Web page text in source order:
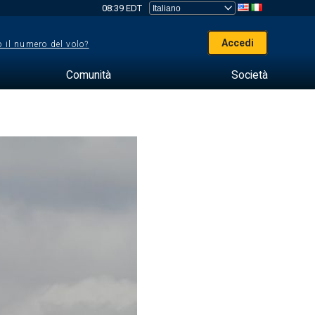
08:39 EDT
il numero del volo? Accedi
Comunità Società